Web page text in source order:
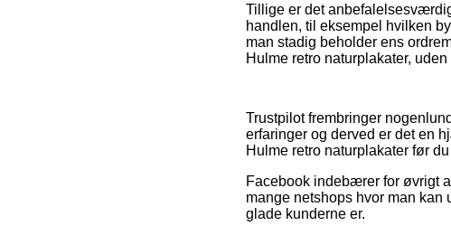
Tillige er det
handlen, til eksempel hvilken
man stadig beholder ens
Hulme retro naturplakater,
Trustpilot frembringer
erfaringer og derved er det en
Hulme retro naturplakater før
Facebook indebærer for øvrigt
mange netshops hvor man
glade kunderne er.